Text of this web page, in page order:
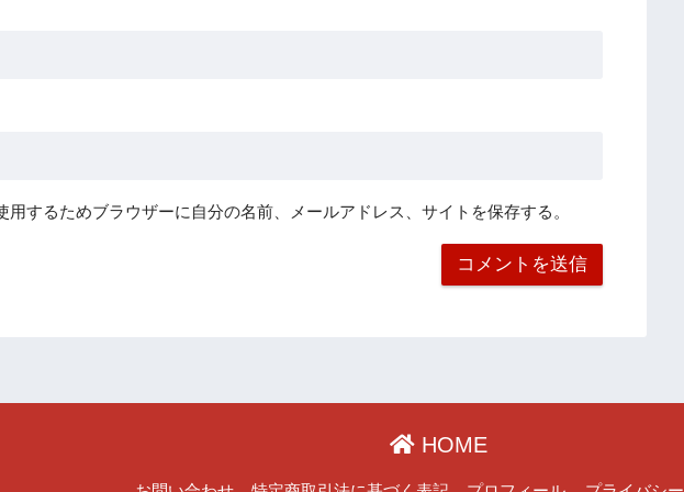
用するためブラウザーに自分の名前、メールアドレス、サイトを保存する。
HOME